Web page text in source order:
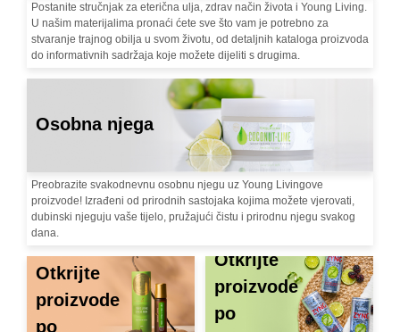
Postanite stručnjak za eterična ulja, zdrav način života i Young Living.
U našim materijalima pronaći ćete sve što vam je potrebno za
stvaranje trajnog obilja u svom životu, od detaljnih kataloga proizvoda
do informativnih sadržaja koje možete dijeliti s drugima.
Osobna njega
Preobrazite svakodnevnu osobnu njegu uz Young Livingove
proizvode! Izrađeni od prirodnih sastojaka kojima možete vjerovati,
dubinski njeguju vaše tijelo, pružajući čistu i prirodnu njegu svakog
dana.
Otkrijte
proizvode
po
Otkrijte
proizvode
po